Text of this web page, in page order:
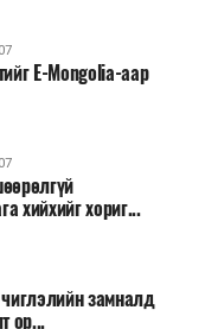
бусад кино,
урамшуулал.
2026 оны
мөрдөнө. Харин
горимд
хүүхдийн
томуу төст
зайлшгүй
E-Mongolia-аар
хийхийг хориг...
замналд
ор...